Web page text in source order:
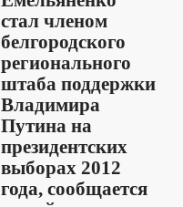
стал членом
белгородского
регионального
штаба поддержки
Владимира
Путина на
президентских
выборах 2012
года, сообщается